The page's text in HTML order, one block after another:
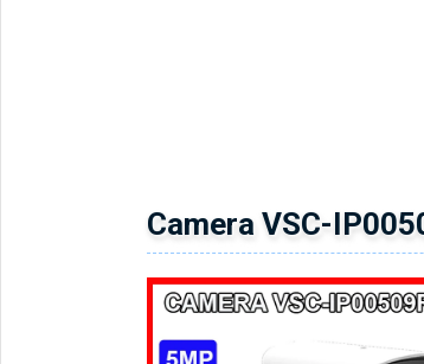
Camera VSC-